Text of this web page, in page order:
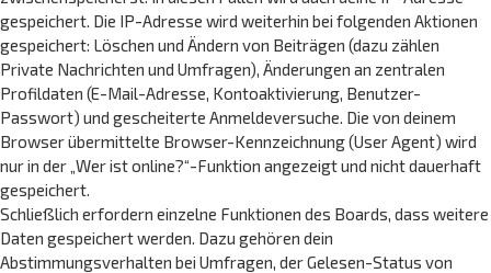
gespeichert. Die IP-Adresse wird weiterhin bei folgenden Aktionen
gespeichert: Löschen und Ändern von Beiträgen (dazu zählen
Private Nachrichten und Umfragen), Änderungen an zentralen
Profildaten (E-Mail-Adresse, Kontoaktivierung, Benutzer-
Passwort) und gescheiterte Anmeldeversuche. Die von deinem
Browser übermittelte Browser-Kennzeichnung (User Agent) wird
nur in der „Wer ist online?“-Funktion angezeigt und nicht dauerhaft
gespeichert.
Schließlich erfordern einzelne Funktionen des Boards, dass weitere
Daten gespeichert werden. Dazu gehören dein
Abstimmungsverhalten bei Umfragen, der Gelesen-Status von